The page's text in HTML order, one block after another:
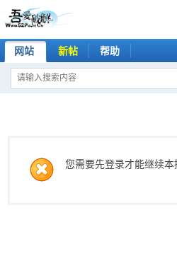
网站 新帖 帮助
您需要先登录才能继续本